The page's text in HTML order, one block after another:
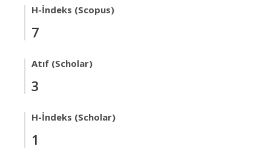
H-İndeks (Scopus)
7
Atıf (Scholar)
3
H-İndeks (Scholar)
1